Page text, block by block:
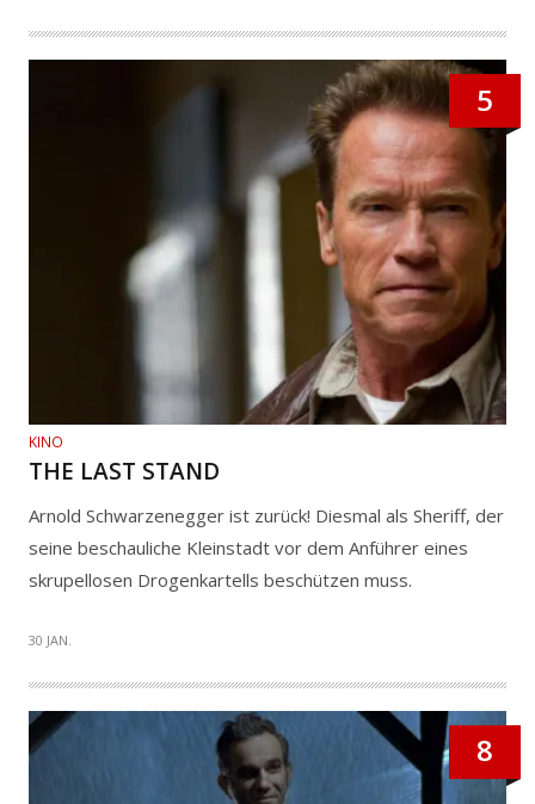
5
KINO
THE LAST STAND
Arnold Schwarzenegger ist zurück! Diesmal als Sheriff, der
seine beschauliche Kleinstadt vor dem Anführer eines
skrupellosen Drogenkartells beschützen muss.
30 JAN.
8